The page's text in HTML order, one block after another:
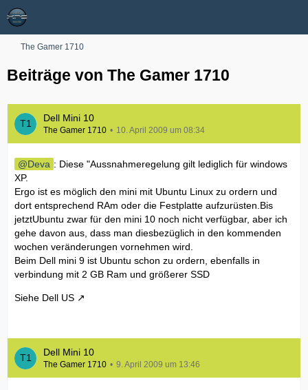
The Gamer 1710
Beiträge von The Gamer 1710
Dell Mini 10
The Gamer 1710 10. April 2009 um 08:34
Deva : Diese "Aussnahmeregelung gilt lediglich für windows
XP.
Ergo ist es möglich den mini mit Ubuntu Linux zu ordern und
dort entsprechend RAm oder die Festplatte aufzurüsten.Bis
jetztUbuntu zwar für den mini 10 noch nicht verfügbar, aber ich
gehe davon aus, dass man diesbezüglich in den kommenden
wochen veränderungen vornehmen wird.
Beim Dell mini 9 ist Ubuntu schon zu ordern, ebenfalls in
verbindung mit 2 GB Ram und größerer SSD
Siehe Dell US
Dell Mini 10
The Gamer 1710 9. April 2009 um 13:46